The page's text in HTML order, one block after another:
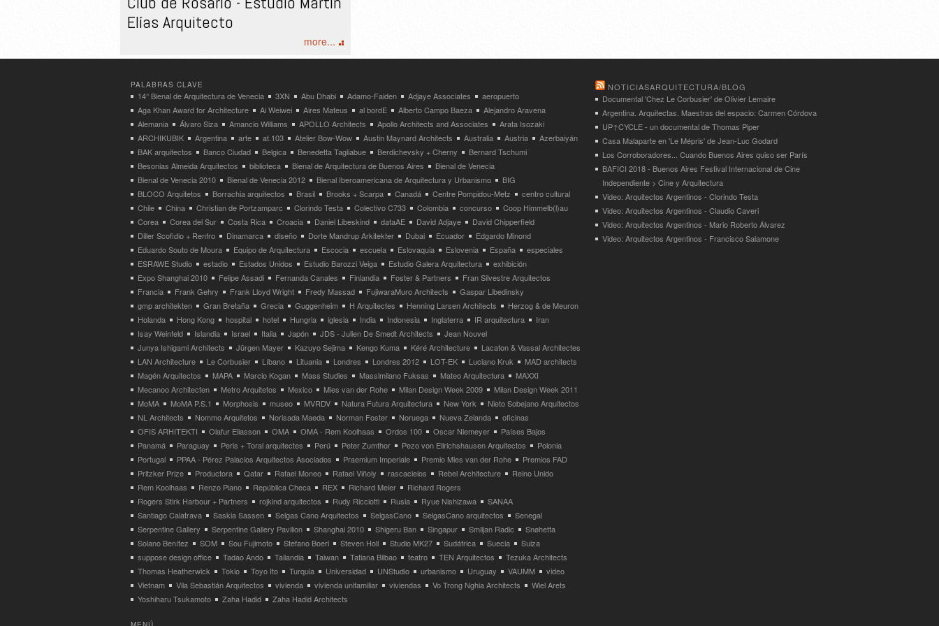
Elías Arquitecto
more...
PALABRAS CLAVE
14° Bienal de Arquitectura de Venecia 3XN Abu Dhabi Adamo-Faiden Adjaye Associates
aeropuerto
Aga Khan Award for Architecture
Ai Weiwei Aires Mateus al bordE Alberto Campo Baeza
Alejandro Aravena
Alemania
Álvaro Siza Amancio Williams APOLLO Architects Apollo Architects and Associates
Arata Isozaki
ARCHIKUBIK
Argentina arte at.103 Atelier Bow-Wow Austin Maynard Architects Australia Austria
Azerbaiyán
BAK arquitectos
Banco Ciudad Belgica Benedetta Tagliabue Berdichevsky + Cherny
Bernard Tschumi
Besonias Almeida Arquitectos
biblioteca Bienal de Arquitectura de Buenos Aires
Bienal de Venecia
Bienal de Venecia 2010
Bienal de Venecia 2012 Bienal Iberoamericana de Arquitectura y Urbanismo
BIG
BLOCO Arquitetos
Borrachia arquitectos Brasil Brooks + Scarpa Canadá Centre Pompidou-Metz
centro cultural
Chile
China Christian de Portzamparc Clorindo Testa Colectivo C733 Colombia concurso
Coop Himmelb(l)au
Corea
Corea del Sur Costa Rica Croacia Daniel Libeskind dataAE David Adjaye
David Chipperfield
Diller Scofidio + Renfro
Dinamarca diseño Dorte Mandrup Arkitekter Dubai Ecuador
Edgardo Minond
Eduardo Souto de Moura
Equipo de Arquitectura Escocia escuela Eslovaquia Eslovenia España
especiales
ESRAWE Studio
estadio Estados Unidos Estudio Barozzi Veiga Estudio Galera Arquitectura
exhibición
Expo Shanghai 2010
Felipe Assadi Fernanda Canales Finlandia Foster & Partners
Fran Silvestre Arquitectos
Francia
Frank Gehry Frank Lloyd Wright Fredy Massad FujiwaraMuro Architects
Gaspar Libedinsky
gmp architekten
Gran Bretaña Grecia Guggenheim H Arquitectes Henning Larsen Architects
Herzog & de Meuron
Holanda
Hong Kong hospital hotel Hungria iglesia India Indonesia Inglaterra IR arquitectura
Iran
Isay Weinfeld
Islandia Israel Italia Japón JDS - Julien De Smedt Architects
Jean Nouvel
Junya Ishigami Architects
Jürgen Mayer Kazuyo Sejima Kengo Kuma Kéré Architecture
Lacaton & Vassal Architectes
LAN Architecture
Le Corbusier Líbano Lituania Londres Londres 2012 LOT-EK Luciano Kruk
MAD architects
Magén Arquitectos
MAPA Marcio Kogan Mass Studies Massimilano Fuksas Mateo Arquitectura
MAXXI
Mecanoo Architecten
Metro Arquitetos Mexico Mies van der Rohe Milan Design Week 2009
Milan Design Week 2011
MoMA
MoMA P.S.1 Morphosis museo MVRDV Natura Futura Arquitectura New York
Nieto Sobejano Arquitectos
NL Architects
Nommo Arquitetos Norisada Maeda Norman Foster Noruega Nueva Zelanda
oficinas
OFIS ARHITEKTI
Olafur Eliasson OMA OMA - Rem Koolhaas Ordos 100 Oscar Niemeyer
Países Bajos
Panamá
Paraguay Peris + Toral arquitectes Perú Peter Zumthor Pezo von Ellrichshausen Arquitectos
Polonia
Portugal
PPAA - Pérez Palacios Arquitectos Asociados Praemium Imperiale Premio Mies van der Rohe
Premios FAD
Pritzker Prize
Productora Qatar Rafael Moneo Rafael Viñoly rascacielos Rebel Architecture
Reino Unido
Rem Koolhaas
Renzo Piano República Checa REX Richard Meier
Richard Rogers
Rogers Stirk Harbour + Partners
rojkind arquitectos Rudy Ricciotti Rusia Ryue Nishizawa
SANAA
Santiago Calatrava
Saskia Sassen Selgas Cano Arquitectos SelgasCano SelgasCano arquitectos
Senegal
Serpentine Gallery
Serpentine Gallery Pavilion Shanghai 2010 Shigeru Ban Singapur Smiljan Radic
Snøhetta
Solano Benítez
SOM Sou Fujimoto Stefano Boeri Steven Holl Studio MK27 Sudáfrica Suecia
Suiza
suppose design office
Tadao Ando Tailandia Taiwan Tatiana Bilbao teatro TEN Arquitectos
Tezuka Architects
Thomas Heatherwick
Tokio Toyo Ito Turquia Universidad UNStudio urbanismo Uruguay VAUMM
video
Vietnam
Vila Sebastián Arquitectos vivienda vivienda unifamiliar viviendas Vo Trong Nghia Architects
Wiel Arets
Yoshiharu Tsukamoto
Zaha Hadid Zaha Hadid Architects
NOTICIASARQUITECTURA/BLOG
Documental 'Chez Le Corbusier' de Olivier Lemaire
Argentina. Arquitectas. Maestras del espacio: Carmen Córdova
UP↑CYCLE - un documental de Thomas Piper
Casa Malaparte en 'Le Mépris' de Jean-Luc Godard
Los Corroboradores... Cuando Buenos Aires quiso ser París
BAFICI 2018 - Buenos Aires Festival Internacional de Cine
Independiente > Cine y Arquitectura
Video: Arquitectos Argentinos - Clorindo Testa
Video: Arquitectos Argentinos - Claudio Caveri
Video: Arquitectos Argentinos - Mario Roberto Álvarez
Video: Arquitectos Argentinos - Francisco Salamone